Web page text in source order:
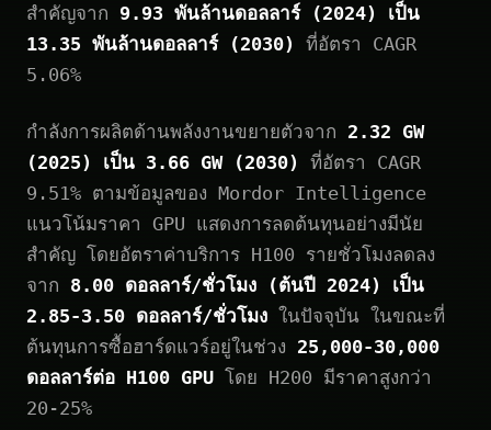
สำคัญจาก 9.93 พันล้านดอลลาร์ (2024) เป็น
13.35 พันล้านดอลลาร์ (2030)
ที่อัตรา CAGR
5.06%
กำลังการผลิตด้านพลังงานขยายตัวจาก 2.32 GW
(2025) เป็น 3.66 GW (2030)
ที่อัตรา CAGR
9.51% ตามข้อมูลของ Mordor Intelligence
แนวโน้มราคา GPU แสดงการลดต้นทุนอย่างมีนัย
สำคัญ โดยอัตราค่าบริการ H100 รายชั่วโมงลดลง
จาก 8.00 ดอลลาร์/ชั่วโมง (ต้นปี 2024) เป็น
2.85-3.50 ดอลลาร์/ชั่วโมง ในปัจจุบัน ในขณะที่
ต้นทุนการซื้อฮาร์ดแวร์อยู่ในช่วง 25,000-30,000
ดอลลาร์ต่อ H100 GPU โดย H200 มีราคาสูงกว่า
20-25%